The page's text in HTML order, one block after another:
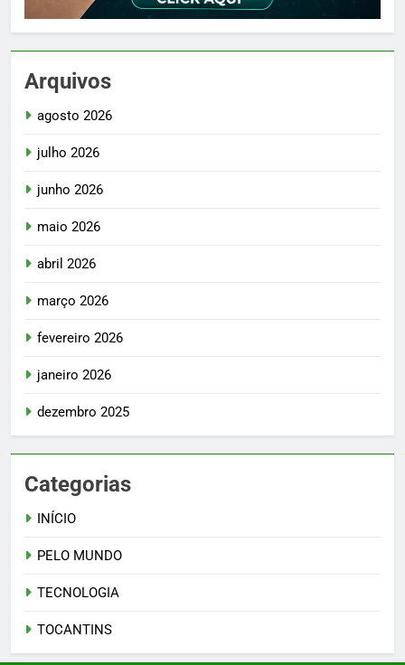
Arquivos
agosto 2026
julho 2026
junho 2026
maio 2026
abril 2026
março 2026
fevereiro 2026
janeiro 2026
dezembro 2025
Categorias
INÍCIO
PELO MUNDO
TECNOLOGIA
TOCANTINS